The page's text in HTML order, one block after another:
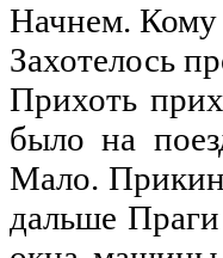
Начнем. Кому
Захотелось
Прихоть
было на
Мало.
дальше Праги